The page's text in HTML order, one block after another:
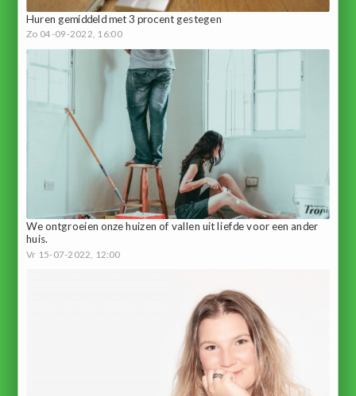
Huren gemiddeld met 3 procent gestegen
Zo 04-09-2022, 16:00
We ontgroeien onze huizen of vallen uit liefde voor een ander
huis.
Vr 15-07-2022, 12:00